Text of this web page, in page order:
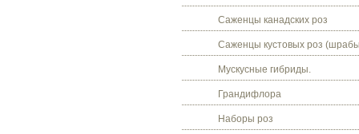
Саженцы канадских роз
Саженцы кустовых роз
Мускусные гибриды.
Грандифлора
Наборы роз